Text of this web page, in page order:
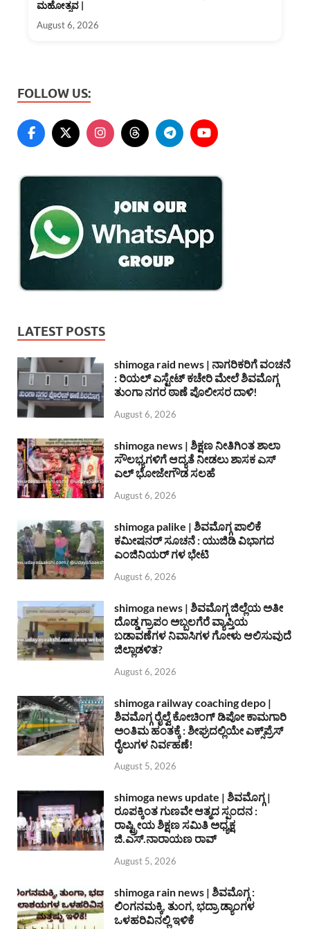
ಮಹೋತ್ಸವ |
August 6, 2026
FOLLOW US:
LATEST POSTS
shimoga raid news | ನಾಗರಿಕರಿಗೆ ವಂಚನೆ
: ರಿಯಲ್ ಎಸ್ಟೇಟ್ ಕಚೇರಿ ಮೇಲೆ ಶಿವಮೊಗ್ಗ
ತುಂಗಾ ನಗರ ಠಾಣೆ ಪೊಲೀಸರ ದಾಳಿ!
August 6, 2026
shimoga news | ಶಿಕ್ಷಣ ನೀತಿಗಿಂತ ಶಾಲಾ
ಸೌಲಭ್ಯಗಳಿಗೆ ಆದ್ಯತೆ ನೀಡಲು ಶಾಸಕ ಎಸ್
ಎಲ್ ಭೋಜೇಗೌಡ ಸಲಹೆ
August 6, 2026
shimoga palike | ಶಿವಮೊಗ್ಗ ಪಾಲಿಕೆ
ಕಮೀಷನರ್ ಸೂಚನೆ : ಯುಜಿಡಿ ವಿಭಾಗದ
ಎಂಜಿನಿಯರ್ ಗಳ ಭೇಟಿ
August 6, 2026
shimoga news | ಶಿವಮೊಗ್ಗ ಜಿಲ್ಲೆಯ ಅತೀ
ದೊಡ್ಡ ಗ್ರಾಪಂ ಅಬ್ಬಲಗೆರೆ ವ್ಯಾಪ್ತಿಯ
ಬಡಾವಣೆಗಳ ನಿವಾಸಿಗಳ ಗೋಳು ಆಲಿಸುವುದೆ
ಜಿಲ್ಲಾಡಳಿತ?
August 6, 2026
shimoga railway coaching depo |
ಶಿವಮೊಗ್ಗ ರೈಲ್ವೆ ಕೋಚಿಂಗ್ ಡಿಪೋ ಕಾಮಗಾರಿ
ಅಂತಿಮ ಹಂತಕ್ಕೆ : ಶೀಘ್ರದಲ್ಲಿಯೇ ಎಕ್ಸ್‌ಪ್ರೆಸ್
ರೈಲುಗಳ ನಿರ್ವಹಣೆ!
August 5, 2026
shimoga news update | ಶಿವಮೊಗ್ಗ |
ರೂಪಕ್ಕಿಂತ ಗುಣವೇ ಆತ್ಮದ ಸ್ಪಂದನ :
ರಾಷ್ಟ್ರೀಯ ಶಿಕ್ಷಣ ಸಮಿತಿ ಅಧ್ಯಕ್ಷ
ಜಿ.ಎಸ್.ನಾರಾಯಣ ರಾವ್
August 5, 2026
shimoga rain news | ಶಿವಮೊಗ್ಗ :
ಲಿಂಗನಮಕ್ಕಿ, ತುಂಗ, ಭದ್ರಾ ಡ್ಯಾಂಗಳ
ಒಳಹರಿವಿನಲ್ಲಿ ಇಳಿಕೆ